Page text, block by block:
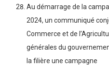
Au démarrage de la
2024, un communiqué
Commerce et de
générales du
la filière une campagne